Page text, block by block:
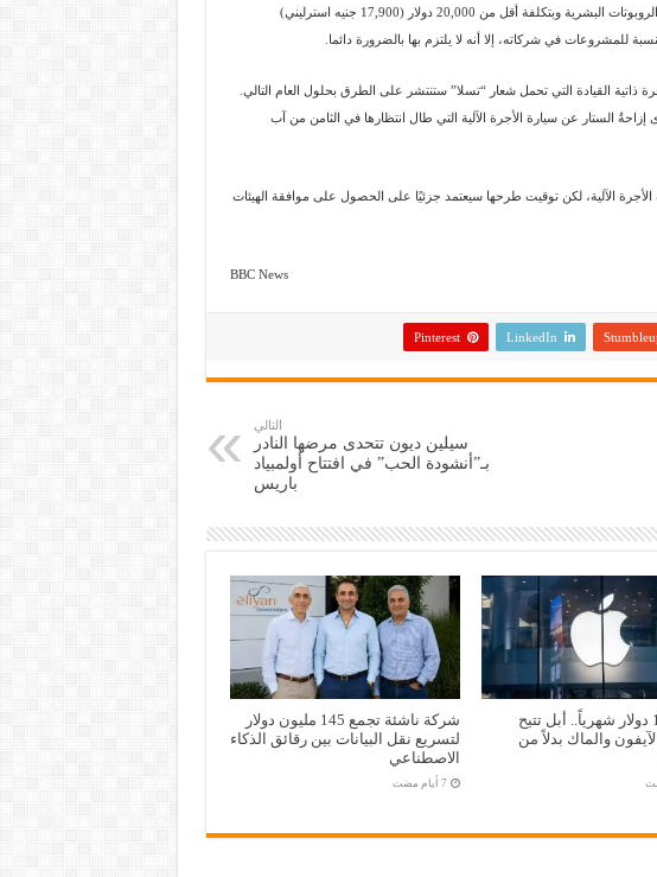
وقال ماسك سابقًا إن تسلا تهدف إلى إنتاج كميات كبيرة من الروبوتات البشرية وبتكلفة أقل من 20,000 دولار (17,900 جنيه استرليني)
للمشروعات في شركاته، إلا أنه لا يلتزم بها بالضرورة دائما.
الأجرة ذاتية القيادة التي تحمل شعار “تسلا” ستنتشر على الطرق بحلول العام التالي.
الستار عن سيارة الأجرة الآلية التي طال انتظارها في الثامن من آب
الأجرة الآلية، لكن توقيت طرحها سيعتمد جزئيًا على الحصول على موافقة الهيئات
BBC News
LinkedIn
Pinterest
التالي
سيلين ديون تتحدى مرضها النادر
بـ”أنشودة الحب” في افتتاح أولمبياد
باريس
من 17.99 دولار شهرياً.. أبل تتيح
والماك بدلاً من
شركة ناشئة تجمع 145 مليون دولار
لتسريع نقل البيانات بين رقائق الذكاء
الاصطناعي